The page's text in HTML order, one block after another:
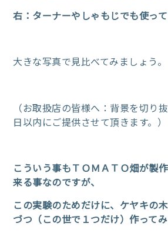
右：ターナーやしゃもじでも使っ
大きな写真で見比べてみましょう。
（お取扱店の皆様へ：背景を切り
日以内にご提供させて頂きます。）
こういう事もＴＯＭＡＴＯ畑が製
来る事なのですが、
この実験のためだけに、ケヤキの
づつ（この世で１つだけ）作ってみ